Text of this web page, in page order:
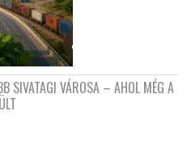
SIVATAGI VÁROSA – AHOL MÉG A